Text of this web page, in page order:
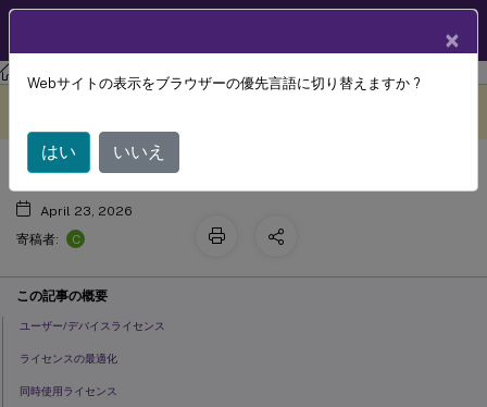
ライセンス ライセンス 11.17.2 ビルド 52100
ライセンスの種類
April 23, 2026
寄稿者:
C
この記事の概要
ユーザー/デバイスライセンス
ライセンスの最適化
同時使用ライセンス
×
Webサイトの表示をブラウザーの優先言語に切り替えますか ?
はい いいえ